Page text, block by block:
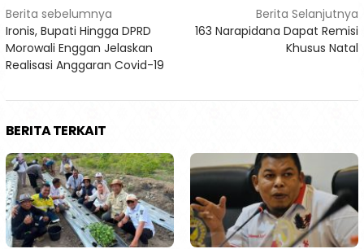
Navigasi
pos
Berita sebelumnya
Ironis, Bupati Hingga DPRD
Morowali Enggan Jelaskan
Realisasi Anggaran Covid-19
Berita Selanjutnya
163 Narapidana Dapat Remisi
Khusus Natal
BERITA TERKAIT